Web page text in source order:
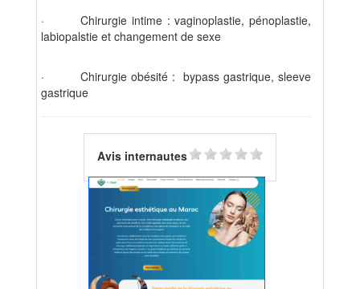
·
Chirurgie intime : vaginoplastie, pénoplastie,
labiopalstie et changement de sexe
·
Chirurgie obésité : bypass gastrique, sleeve
gastrique
Avis internautes